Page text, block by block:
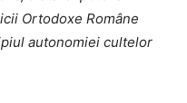
Ortodoxe Române
autonomiei cultelor